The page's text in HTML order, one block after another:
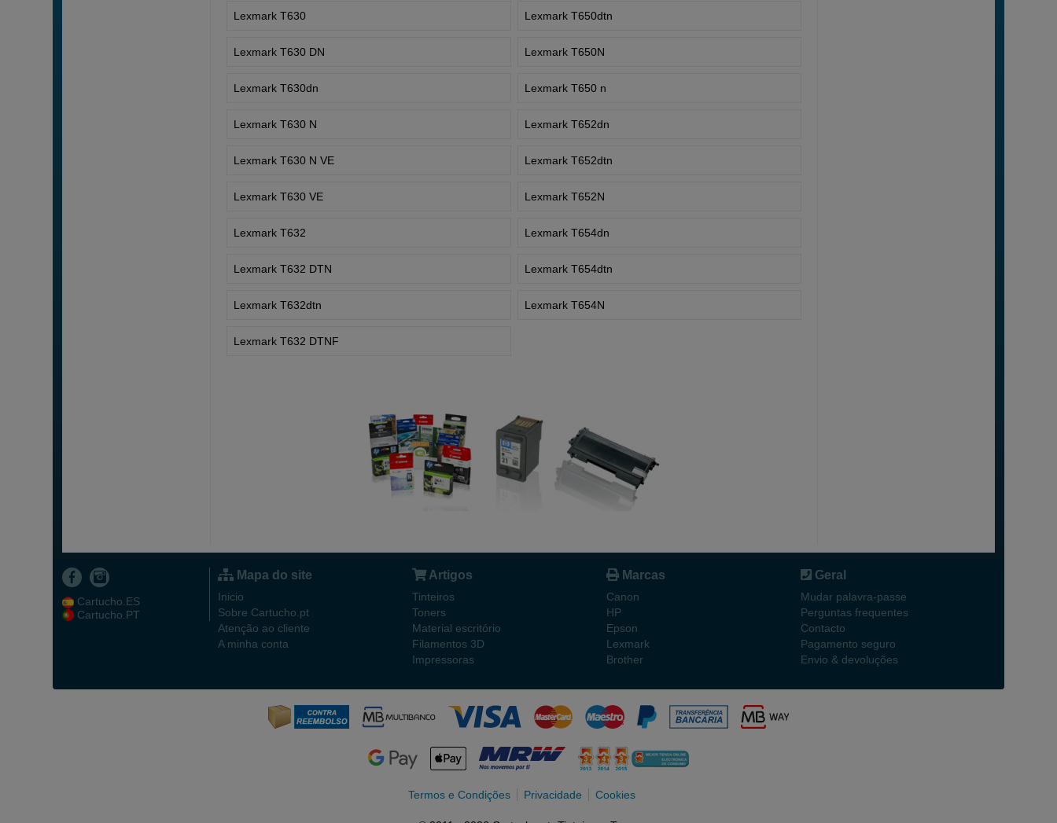
Lexmark T630
Lexmark T630 DN
Lexmark T630dn
Lexmark T630 N
Lexmark T630 N VE
Lexmark T630 VE
Lexmark T632
Lexmark T632 DTN
Lexmark T632dtn
Lexmark T632 DTNF
Lexmark T650dtn
Lexmark T650N
Lexmark T650 n
Lexmark T652dn
Lexmark T652dtn
Lexmark T652N
Lexmark T654dn
Lexmark T654dtn
Lexmark T654N
Cartucho.ES
Cartucho.PT
Mapa do site
Inicio
Sobre Cartucho.pt
Atenção ao cliente
A minha conta
Artigos
Tinteiros
Toners
Material escritório
Filamentos 3D
Impressoras
Marcas
Canon
HP
Epson
Lexmark
Brother
Geral
Mudar palavra-passe
Perguntas frequentes
Contacto
Pagamento seguro
Envio & devoluções
Termos e Condições Privacidade Cookies